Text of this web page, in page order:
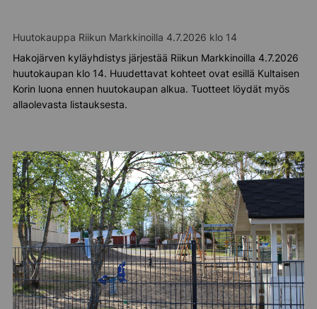
Huutokauppa Riikun Markkinoilla 4.7.2026 klo 14
Hakojärven kyläyhdistys järjestää Riikun Markkinoilla 4.7.2026
huutokaupan klo 14. Huudettavat kohteet ovat esillä Kultaisen
Korin luona ennen huutokaupan alkua. Tuotteet löydät myös
allaolevasta listauksesta.